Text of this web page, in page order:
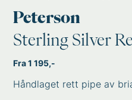
Peterson
Sterling Silver
Fra 1 195,-
Håndlaget rett pipe av